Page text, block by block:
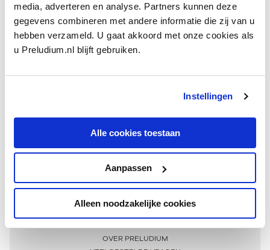
media, adverteren en analyse. Partners kunnen deze
gegevens combineren met andere informatie die zij van u
hebben verzameld. U gaat akkoord met onze cookies als
u Preludium.nl blijft gebruiken.
Instellingen
Alle cookies toestaan
Aanpassen
Alleen noodzakelijke cookies
Meer informatie
OVER PRELUDIUM